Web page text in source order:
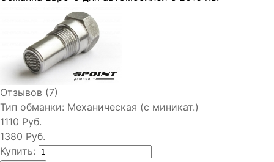
Отзывов (7)
Тип обманки: Механическая (с миникат.)
1110 Руб.
1380 Руб.
Купить: